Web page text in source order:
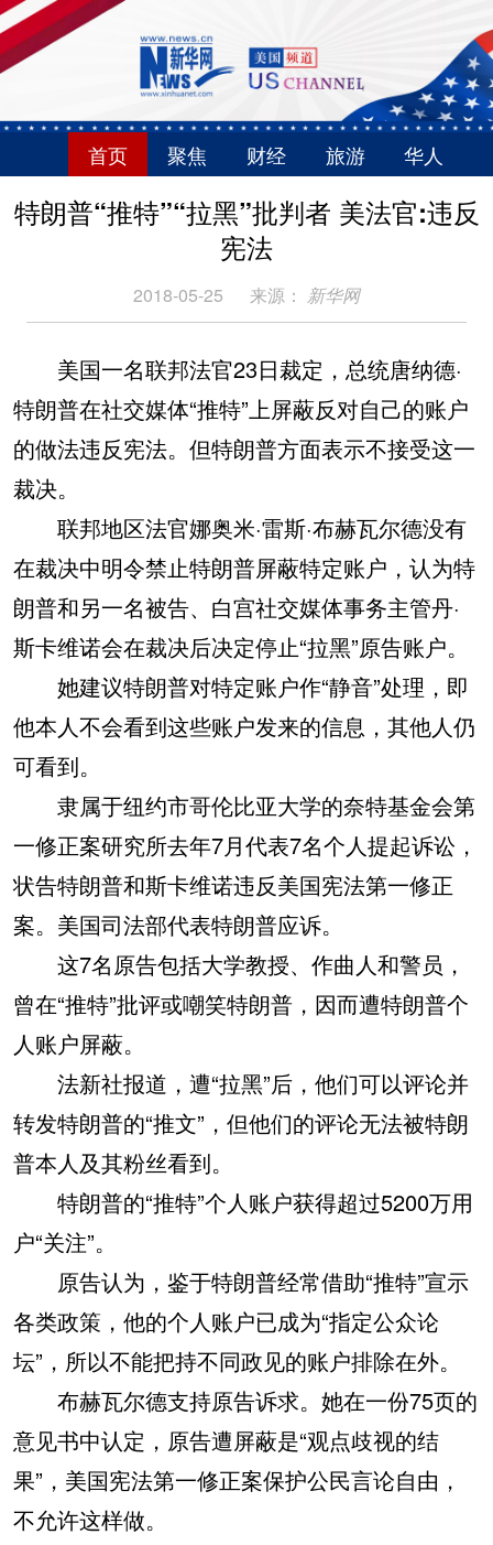
首页 聚焦 财经 旅游 华人
特朗普“推特”“拉黑”批判者 美法官:违反
宪法
2018-05-25 来源： 新华网
美国一名联邦法官23日裁定，总统唐纳德·
特朗普在社交媒体“推特”上屏蔽反对自己的账户
的做法违反宪法。但特朗普方面表示不接受这一
裁决。
联邦地区法官娜奥米·雷斯·布赫瓦尔德没有
在裁决中明令禁止特朗普屏蔽特定账户，认为特
朗普和另一名被告、白宫社交媒体事务主管丹·
斯卡维诺会在裁决后决定停止“拉黑”原告账户。
她建议特朗普对特定账户作“静音”处理，即
他本人不会看到这些账户发来的信息，其他人仍
可看到。
隶属于纽约市哥伦比亚大学的奈特基金会第
一修正案研究所去年7月代表7名个人提起诉讼，
状告特朗普和斯卡维诺违反美国宪法第一修正
案。美国司法部代表特朗普应诉。
这7名原告包括大学教授、作曲人和警员，
曾在“推特”批评或嘲笑特朗普，因而遭特朗普个
人账户屏蔽。
法新社报道，遭“拉黑”后，他们可以评论并
转发特朗普的“推文”，但他们的评论无法被特朗
普本人及其粉丝看到。
特朗普的“推特”个人账户获得超过5200万用
户“关注”。
原告认为，鉴于特朗普经常借助“推特”宣示
各类政策，他的个人账户已成为“指定公众论
坛”，所以不能把持不同政见的账户排除在外。
布赫瓦尔德支持原告诉求。她在一份75页的
意见书中认定，原告遭屏蔽是“观点歧视的结
果”，美国宪法第一修正案保护公民言论自由，
不允许这样做。